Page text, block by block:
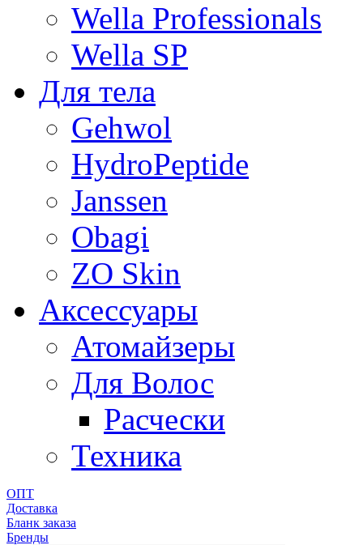
Wella Professionals
Wella SP
Для тела
Gehwol
HydroPeptide
Janssen
Obagi
ZO Skin
Aксессуары
Атомайзеры
Для Волос
Расчески
Техника
ОПТ
Доставка
Бланк заказа
Бренды